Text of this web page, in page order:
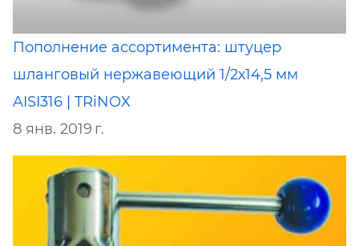
Пополнение ассортимента: штуцер
шланговый нержавеющий 1/2х14,5 мм
AISI316 | TRiNOX
8 янв. 2019 г.